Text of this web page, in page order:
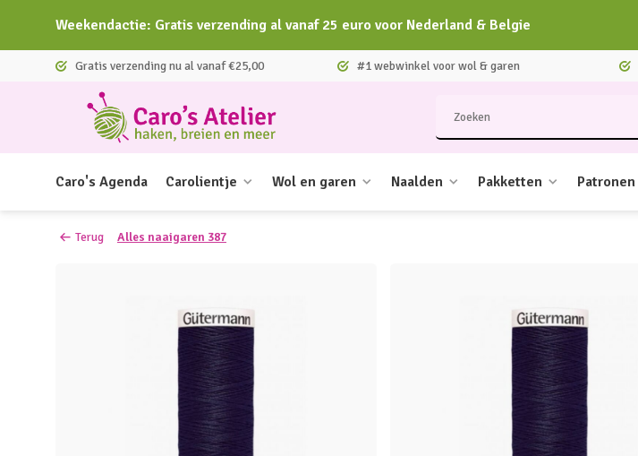
Weekendactie: Gratis verzending al vanaf 25 euro voor Nederland & Belgie
Gratis verzending nu al vanaf €25,00 #1 webwinkel voor wol & garen
Caro's Agenda Carolientje Wol en garen Naalden Pakketten Patronen
Terug Alles naaigaren 387